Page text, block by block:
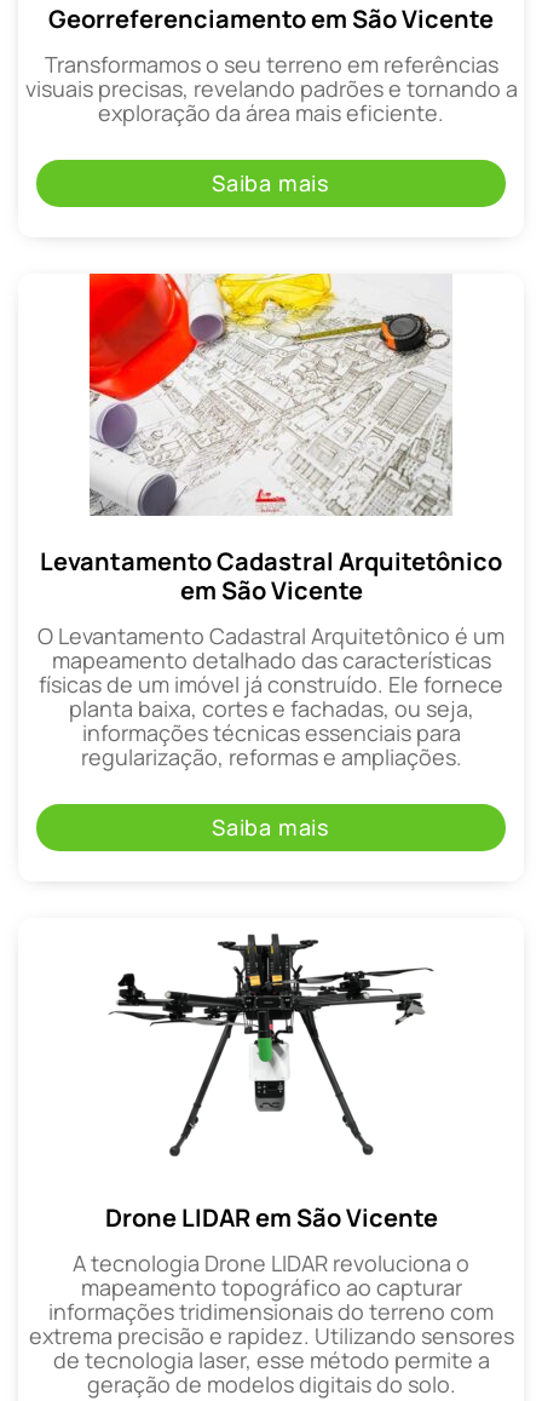
Georreferenciamento em São Vicente
Transformamos o seu terreno em referências
visuais precisas, revelando padrões e tornando a
exploração da área mais eficiente.
Saiba mais
Levantamento Cadastral Arquitetônico
em São Vicente
O Levantamento Cadastral Arquitetônico é um
mapeamento detalhado das características
físicas de um imóvel já construído. Ele fornece
planta baixa, cortes e fachadas, ou seja,
informações técnicas essenciais para
regularização, reformas e ampliações.
Saiba mais
Drone LIDAR em São Vicente
A tecnologia Drone LIDAR revoluciona o
mapeamento topográfico ao capturar
informações tridimensionais do terreno com
extrema precisão e rapidez. Utilizando sensores
de tecnologia laser, esse método permite a
geração de modelos digitais do solo.